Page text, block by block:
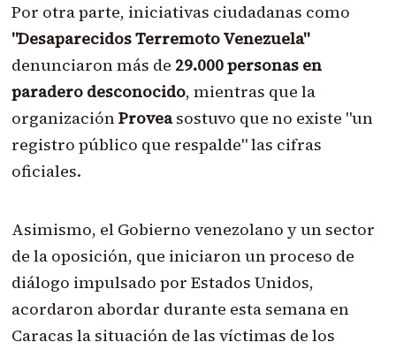
Por otra parte, iniciativas ciudadanas como
"Desaparecidos Terremoto Venezuela"
denunciaron más de 29.000 personas en
paradero desconocido, mientras que la
organizaciónProveasostuvo que no existe "un
registro público que respalde" las cifras
oficiales.
Asimismo, el Gobierno venezolano y un sector
de la oposición, que iniciaron un proceso de
diálogo impulsado por Estados Unidos,
acordaron abordar durante esta semana en
Caracas la situación de las víctimas de los